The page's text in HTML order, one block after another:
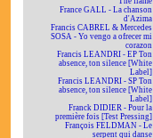
France GALL - La chanson
d'Azima
Francis CABREL & Mercedes
SOSA - Yo vengo a ofrecer mi
corazon
Francis LEANDRI - EP Ton
absence, ton silence [White
Label]
Francis LEANDRI - SP Ton
absence, ton silence [White
Label]
Franck DIDIER - Pour la
première fois [Test Pressing]
François FELDMAN - Le
serpent qui danse